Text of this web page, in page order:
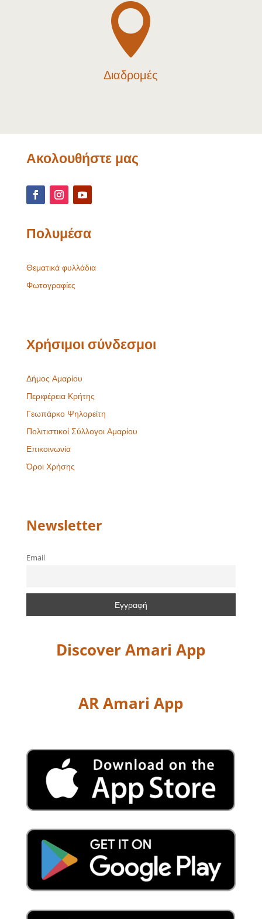

Διαδρομές
Ακολουθήστε μας
Πολυμέσα
Θεματικά φυλλάδια
Φωτογραφίες
Χρήσιμοι σύνδεσμοι
Δήμος Αμαρίου
Περιφέρεια Κρήτης
Γεωπάρκο Ψηλορείτη
Πολιτιστικοί Σύλλογοι Αμαρίου
Επικοινωνία
Όροι Χρήσης
Newsletter
Email
Discover Amari App
AR Amari App